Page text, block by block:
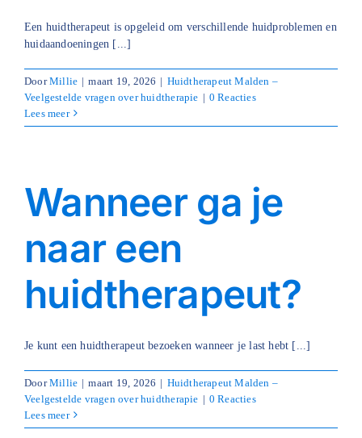
Een huidtherapeut is opgeleid om verschillende huidproblemen en
huidaandoeningen [...]
DoorMillie | maart 19, 2026 | Huidtherapeut Malden –
Veelgestelde vragen over huidtherapie | 0 Reacties
Lees meer
Wanneer ga je
naar een
huidtherapeut?
Je kunt een huidtherapeut bezoeken wanneer je last hebt [...]
DoorMillie | maart 19, 2026 | Huidtherapeut Malden –
Veelgestelde vragen over huidtherapie | 0 Reacties
Lees meer